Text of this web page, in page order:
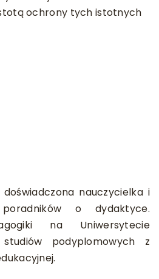
ochrony tych istotnych
nauczycielka i
o dydaktyce.
na Uniwersytecie
podyplomowych z